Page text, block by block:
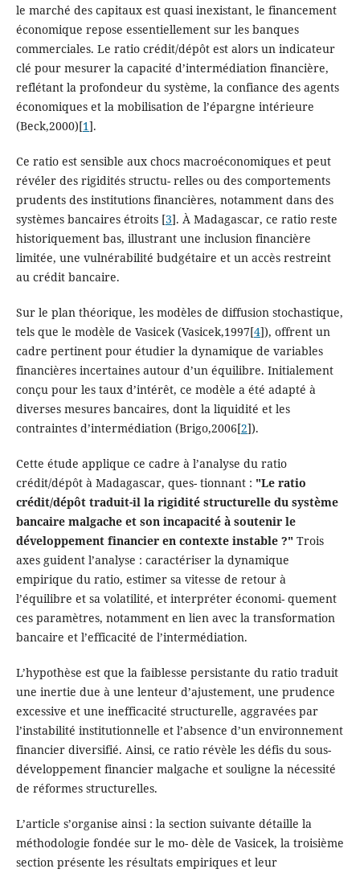
le marché des capitaux est quasi inexistant, le financement
économique repose essentiellement sur les banques
commerciales. Le ratio crédit/dépôt est alors un indicateur
clé pour mesurer la capacité d’intermédiation financière,
reflétant la profondeur du système, la confiance des agents
économiques et la mobilisation de l’épargne intérieure
(Beck,2000)[1].
Ce ratio est sensible aux chocs macroéconomiques et peut
révéler des rigidités structu- relles ou des comportements
prudents des institutions financières, notamment dans des
systèmes bancaires étroits [3]. À Madagascar, ce ratio reste
historiquement bas, illustrant une inclusion financière
limitée, une vulnérabilité budgétaire et un accès restreint
au crédit bancaire.
Sur le plan théorique, les modèles de diffusion stochastique,
tels que le modèle de Vasicek (Vasicek,1997[4]), offrent un
cadre pertinent pour étudier la dynamique de variables
financières incertaines autour d’un équilibre. Initialement
conçu pour les taux d’intérêt, ce modèle a été adapté à
diverses mesures bancaires, dont la liquidité et les
contraintes d’intermédiation (Brigo,2006[2]).
Cette étude applique ce cadre à l’analyse du ratio
crédit/dépôt à Madagascar, ques- tionnant : "Le ratio
crédit/dépôt traduit-il la rigidité structurelle du système
bancaire malgache et son incapacité à soutenir le
développement financier en contexte instable ?" Trois
axes guident l’analyse : caractériser la dynamique
empirique du ratio, estimer sa vitesse de retour à
l’équilibre et sa volatilité, et interpréter économi- quement
ces paramètres, notamment en lien avec la transformation
bancaire et l’efficacité de l’intermédiation.
L’hypothèse est que la faiblesse persistante du ratio traduit
une inertie due à une lenteur d’ajustement, une prudence
excessive et une inefficacité structurelle, aggravées par
l’instabilité institutionnelle et l’absence d’un environnement
financier diversifié. Ainsi, ce ratio révèle les défis du sous-
développement financier malgache et souligne la nécessité
de réformes structurelles.
L’article s’organise ainsi : la section suivante détaille la
méthodologie fondée sur le mo- dèle de Vasicek, la troisième
section présente les résultats empiriques et leur